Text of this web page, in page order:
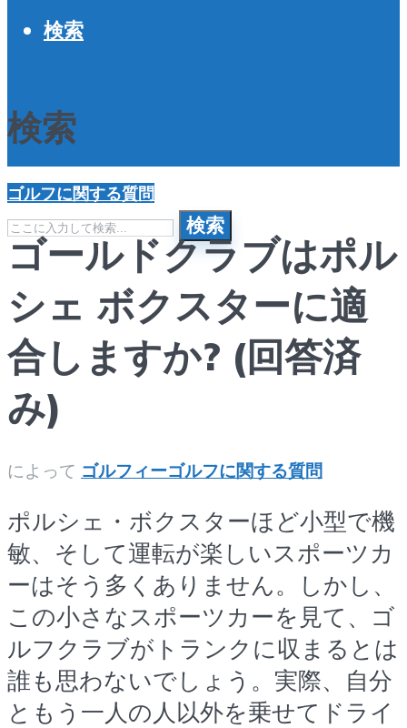
検索
検索
検索
メニュー
ゴルフに関する質問
ゴールドクラブはポル
シェ ボクスターに適
合しますか? (回答済
み)
によって ゴルフィーゴルフに関する質問
ポルシェ・ボクスターほど小型で機
敏、そして運転が楽しいスポーツカ
ーはそう多くありません。しかし、
この小さなスポーツカーを見て、ゴ
ルフクラブがトランクに収まるとは
誰も思わないでしょう。実際、自分
ともう一人の人以外を乗せてドライ